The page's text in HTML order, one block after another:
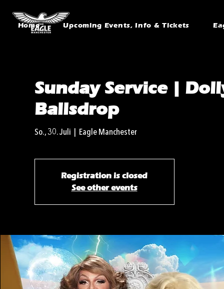
Home Upcoming Events, Info & Tickets
Sunday Service |
Ballsdrop
So., 30. Juli Eagle Manchester
Registration is closed
See other events